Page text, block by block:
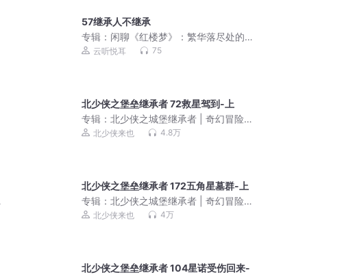
57继承人不继承
专辑： 闲聊《红楼梦》：繁华落尽处的
人性镜像
云听悦耳 75
北少侠之堡垒继承者 72救星驾到-上
专辑：北少侠之城堡继承者 | 奇幻冒险 ·
空间思维
北少侠来也 4.8万
北少侠之堡垒继承者 172五角星墓群-上
专辑：北少侠之城堡继承者 | 奇幻冒险
励志·空间思维
北少侠来也 4万
北少侠之堡垒继承者 104星诺受伤回来-